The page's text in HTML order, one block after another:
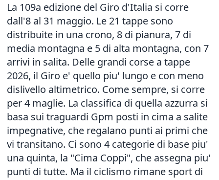
La 109a edizione del Giro d'Italia si corre
dall'8 al 31 maggio. Le 21 tappe sono
distribuite in una crono, 8 di pianura, 7 di
media montagna e 5 di alta montagna, con 7
arrivi in salita. Delle grandi corse a tappe
2026, il Giro e' quello piu' lungo e con meno
dislivello altimetrico. Come sempre, si corre
per 4 maglie. La classifica di quella azzurra si
basa sui traguardi Gpm posti in cima a salite
impegnative, che regalano punti ai primi che
vi transitano. Ci sono 4 categorie di base piu'
una quinta, la "Cima Coppi", che assegna piu'
punti di tutte. Ma il ciclismo rimane sport di